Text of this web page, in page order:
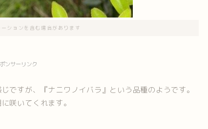
ションを含む場合があります
ンサーリンク
ですが、『ナニワノイバラ』という品種のようです。
咲いてくれます。